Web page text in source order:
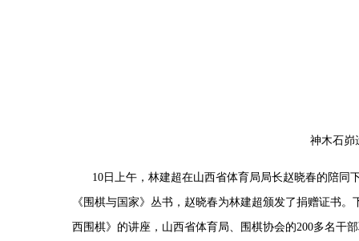
神木石峁
10 日上午，林建超在山西省体育局局长赵晓春的陪
《围棋与国家》丛书，赵晓春为林建超颁发了捐赠证书
西围棋》的讲座，山西省体育局、围棋协会的200多名干